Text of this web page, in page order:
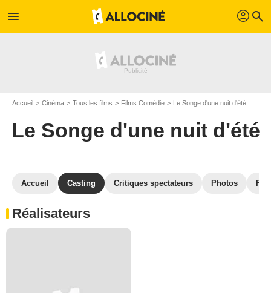
menu profil search
Accueil Cinéma Tous les films Films Comédie Le Songe d'une nuit d'été
Le Songe d'une nuit d'été
Accueil Casting Critiques spectateurs Photos
Réalisateurs